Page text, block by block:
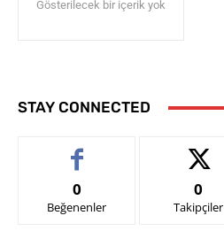
Gösterilecek bir içerik yok
STAY CONNECTED
0
Beğenenler
0
Takipçiler